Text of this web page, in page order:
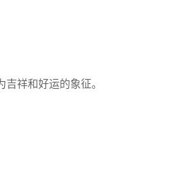
祥和好运的象征。